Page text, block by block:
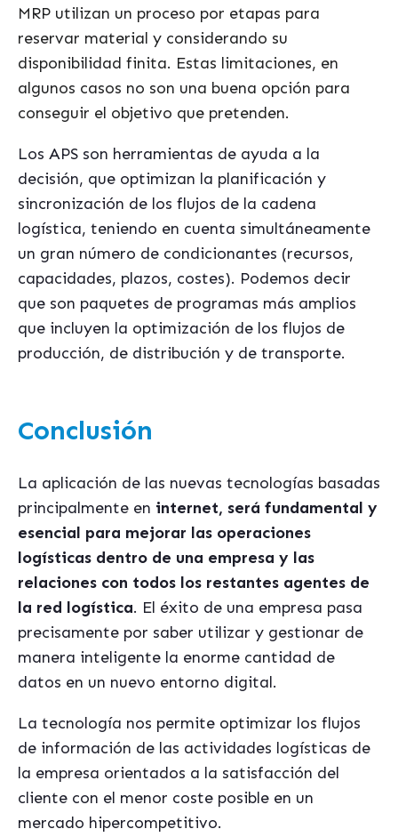
MRP utilizan un proceso por etapas para
reservar material y considerando su
disponibilidad finita. Estas limitaciones, en
algunos casos no son una buena opción para
conseguir el objetivo que pretenden.
Los APS son herramientas de ayuda a la
decisión, que optimizan la planificación y
sincronización de los flujos de la cadena
logística, teniendo en cuenta simultáneamente
un gran número de condicionantes (recursos,
capacidades, plazos, costes). Podemos decir
que son paquetes de programas más amplios
que incluyen la optimización de los flujos de
producción, de distribución y de transporte.
Conclusión
La aplicación de las nuevas tecnologías basadas
principalmente en internet, será fundamental y
esencial para mejorar las operaciones
logísticas dentro de una empresa y las
relaciones con todos los restantes agentes de
la red logística. El éxito de una empresa pasa
precisamente por saber utilizar y gestionar de
manera inteligente la enorme cantidad de
datos en un nuevo entorno digital.
La tecnología nos permite optimizar los flujos
de información de las actividades logísticas de
la empresa orientados a la satisfacción del
cliente con el menor coste posible en un
mercado hipercompetitivo.